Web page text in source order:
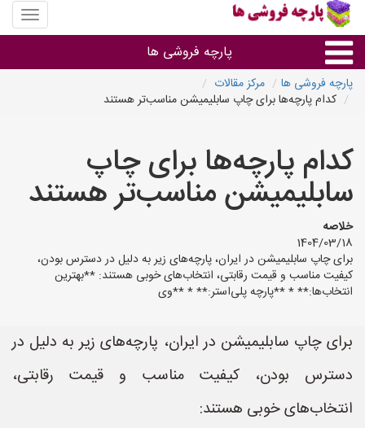
منوی
سایت
فروشی
پارچه فروشی ها
پارچه براساس جنس
پارچه براساس رنگ طرح و کاربرد
پارچه فروشی های هر شهر
پارچه فروشی ها
مرکز مقالات
کدام پارچه‌ها برای چاپ سابلیمیشن مناسب‌تر هستند
کدام پارچه‌ها برای چاپ
سابلیمیشن مناسب‌تر هستند
خلاصه
1404/03/18
برای چاپ سابلیمیشن در ایران، پارچه‌های زیر به دلیل در دسترس بودن،
کیفیت مناسب و قیمت رقابتی، انتخاب‌های خوبی هستند: **بهترین
انتخاب‌ها:** * **پارچه پلی‌استر:** * **وی
برای چاپ سابلیمیشن در ایران، پارچه‌های زیر به دلیل در
دسترس بودن، کیفیت مناسب و قیمت رقابتی،
انتخاب‌های خوبی هستند: